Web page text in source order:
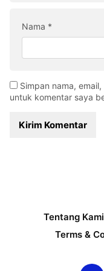
Nama *
Simpan nama,
untuk komentar saya
Tentang Kami
Terms &